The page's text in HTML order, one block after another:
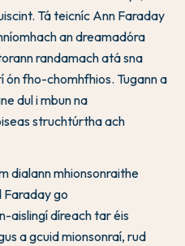
Tá teicníc Ann Faraday
an dreamadóra
randamach atá sna
ón fho-chomhfhios. Tugann a
dul i mbun na
struchtúrtha ach
dialann mhionsonraithe
Faraday go
aislingí díreach tar éis
a gcuid mionsonraí, rud